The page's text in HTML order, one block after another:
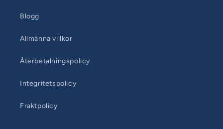
Blogg
Allmänna villkor
Återbetalningspolicy
Integritetspolicy
Fraktpolicy